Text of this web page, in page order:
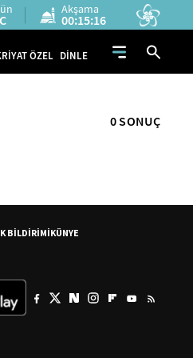
Akşama
00:15:16
ÖZEL DİNLE
0 SONUÇ
BİLDİRİMİKÜNYE